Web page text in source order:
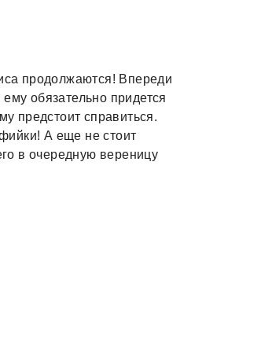
продолжаются! Впереди
обязательно придется
предстоит справиться.
А еще не стоит
в очередную вереницу